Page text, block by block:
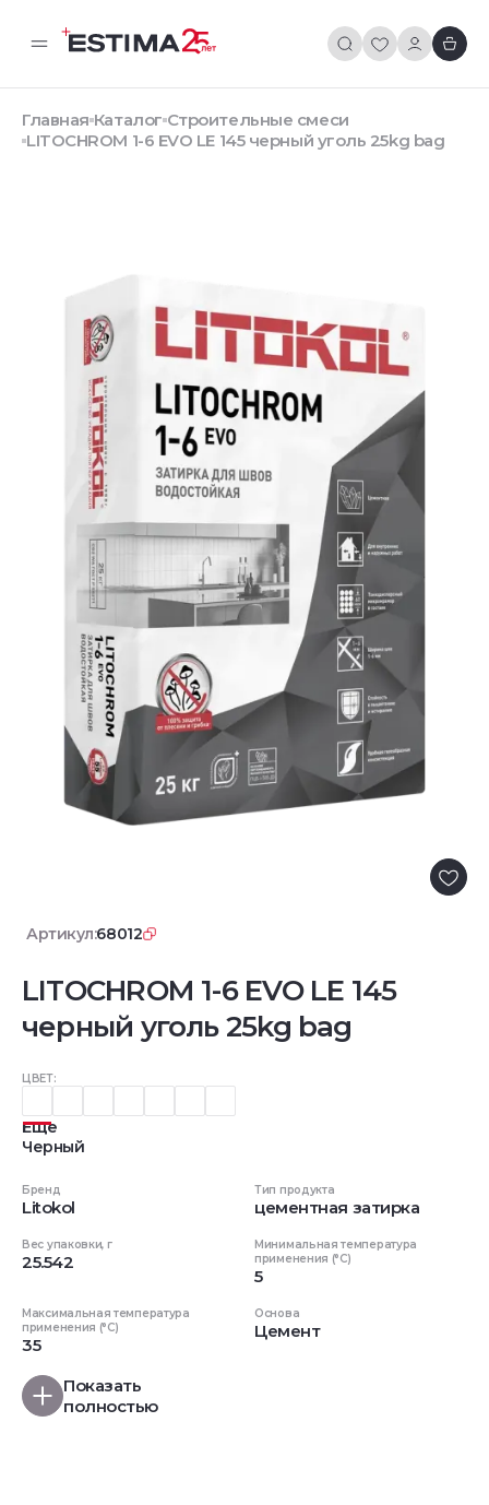
Главная Каталог Строительные смеси
LITOCHROM 1-6 EVO LE 145 черный уголь 25kg bag
Артикул:68012
LITOCHROM 1-6 EVO LE 145
черный уголь 25kg bag
ЦВЕТ:
Еще
Черный
Бренд
Litokol
Тип продукта
цементная затирка
Вес упаковки, г
25.542
Минимальная температура
применения (°C)
5
Максимальная температура
применения (°C)
35
Основа
Цемент
Показать
полностью